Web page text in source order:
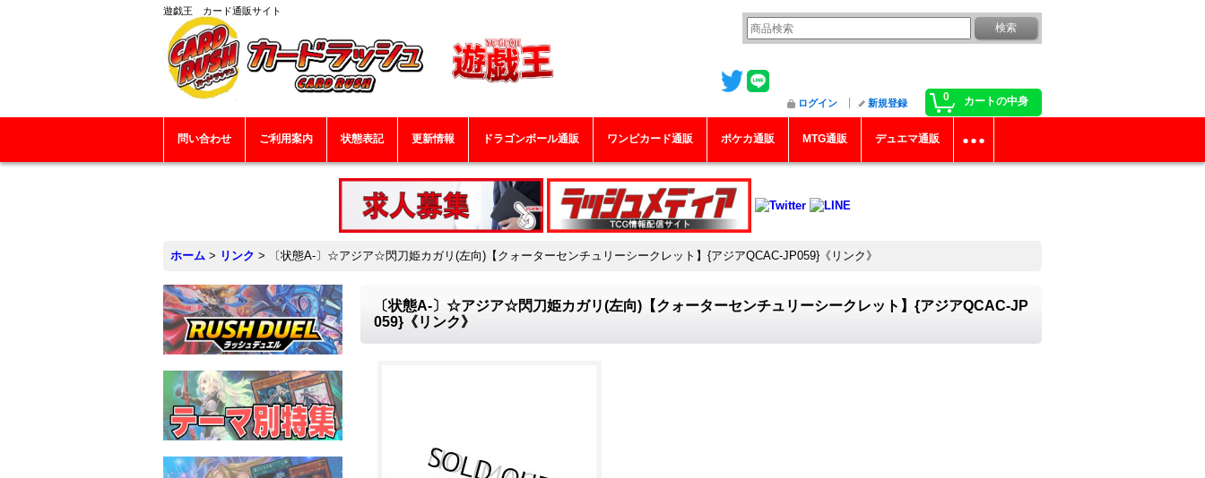
遊戯王 カード通販サイト
0 カートの中身
ログイン 新規登録
問い合わせ ご利用案内 状態表記 更新情報 ドラゴンボール通販 ワンピカード通販 ポケカ通販 MTG通販 デュエマ通販
ホーム > リンク > 〔状態A-〕☆アジア☆閃刀姫カガリ(左向)【クォーターセンチュリーシークレット】{アジアQCAC-JP059}《リンク》
〔状態A-〕☆アジア☆閃刀姫カガリ(左向)【クォーターセンチュリーシークレット】{アジアQCAC-JP
059}《リンク》